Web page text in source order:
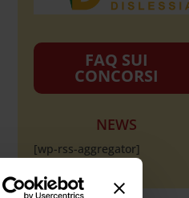
FAQ SUI
CONCORSI
NEWS
[wp-rss-aggregator]